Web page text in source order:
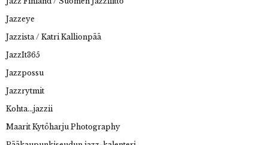
Jazzeye
Jazzista / Katri Kallionpää
JazzIt365
Jazzpossu
Jazzrytmit
Kohta…jazzii
Maarit Kytöharju Photography